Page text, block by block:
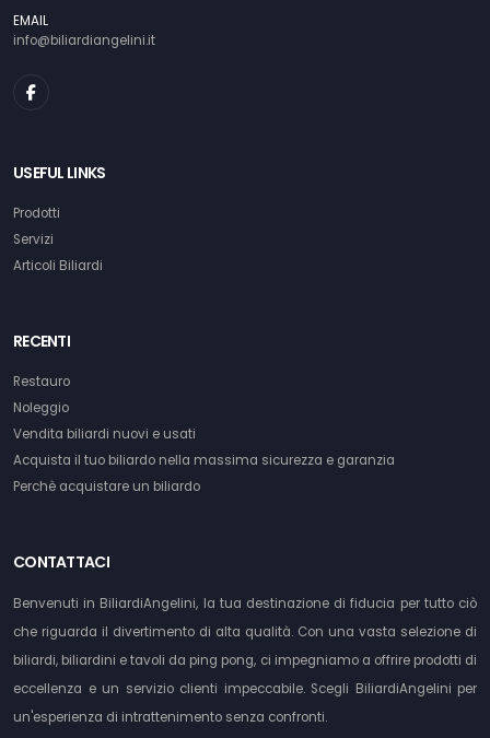
EMAIL
info@biliardiangelini.it
USEFUL LINKS
Prodotti
Servizi
Articoli Biliardi
RECENTI
Restauro
Noleggio
Vendita biliardi nuovi e usati
Acquista il tuo biliardo nella massima sicurezza e garanzia
Perchè acquistare un biliardo
CONTATTACI
Benvenuti in BiliardiAngelini, la tua destinazione di fiducia per tutto ciò
che riguarda il divertimento di alta qualità. Con una vasta selezione di
biliardi, biliardini e tavoli da ping pong, ci impegniamo a offrire prodotti di
eccellenza e un servizio clienti impeccabile. Scegli BiliardiAngelini per
un'esperienza di intrattenimento senza confronti.